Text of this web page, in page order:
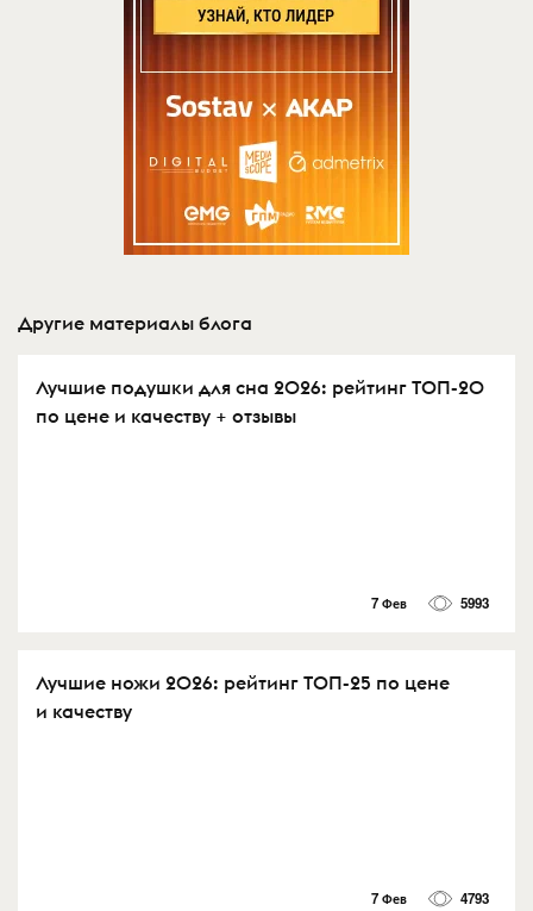
Другие материалы блога
Лучшие подушки для сна 2026: рейтинг ТОП-20
по цене и качеству + отзывы
7 Фев 5993
Лучшие ножи 2026: рейтинг ТОП-25 по цене
и качеству
7 Фев 4793